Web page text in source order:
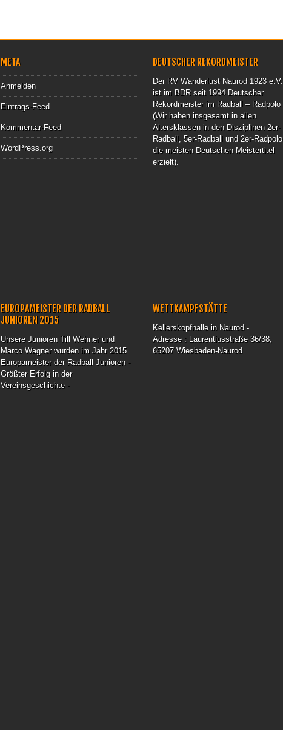
META
Anmelden
Eintrags-Feed
Kommentar-Feed
WordPress.org
DEUTSCHER REKORDMEISTER
Der RV Wanderlust Naurod 1923 e.V.
ist im BDR seit 1994 Deutscher
Rekordmeister im Radball – Radpolo
(Wir haben insgesamt in allen
Altersklassen in den Disziplinen 2er-
Radball, 5er-Radball und 2er-Radpolo
die meisten Deutschen Meistertitel
erzielt).
EUROPAMEISTER DER RADBALL
JUNIOREN 2015
Unsere Junioren Till Wehner und
Marco Wagner wurden im Jahr 2015
Europameister der Radball Junioren -
Größter Erfolg in der
Vereinsgeschichte -
WETTKAMPFSTÄTTE
Kellerskopfhalle in Naurod -
Adresse : Laurentiusstraße 36/38,
65207 Wiesbaden-Naurod